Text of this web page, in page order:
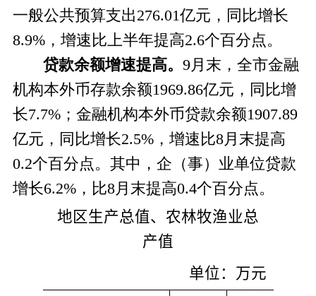
一般公共预算支出276.01亿元，同比增长
8.9%，增速比上半年提高2.6个百分点。
贷款余额增速提高。 9月末，全市金融
机构本外币存款余额1969.86亿元，同比增
长7.7%；金融机构本外币贷款余额1907.89
亿元，同比增长2.5%，增速比8月末提高
0.2个百分点。其中，企（事）业单位贷款
增长6.2%，比8月末提高0.4个百分点。
地区生产总值、农林牧渔业总
产值
单位：万元